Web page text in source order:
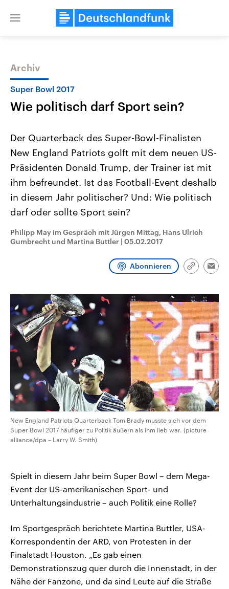
Close
Themen
Landtagswahl Sachsen-Anhalt
2026
Alle Informationen
Sachsen-Anhalt wählt am 6.
September 2026 einen neuen
Landtag. Seit 2021 wird das
Bundesland von einer Koalition aus
CDU, SPD und FDP regiert.-
Umfragen, Prognosen,
und Hintergründe zu den Parteien
und Kandidaten der anstehenden
USA
Aktuelle Beiträge,
Hintergründe
Wirtschaftlich und
mit großem Einfluss auf
aktuelle Weltgeschehen.
Programm Podcasts
Archiv
Super Bowl 2017
Wie politisch darf Sport sein?
Der Quarterback des Super-Bowl-Finalisten
New England Patriots golft mit dem neuen US-
Präsidenten Donald Trump, der Trainer ist mit
ihm befreundet. Ist das Football-Event deshalb
in diesem Jahr politischer? Und: Wie politisch
darf oder sollte Sport sein?
Philipp May im Gespräch mit Jürgen Mittag, Hans Ulrich
Gumbrecht und Martina Buttler | 05.02.2017
Abonnieren
Link
New England Patriots Quarterback Tom Brady musste sich vor dem
Super Bowl 2017 häufiger zu Politik äußern als ihm lieb war. (picture
alliance/dpa – Larry W. Smith)
Spielt in diesem Jahr beim Super Bowl – dem Mega-
Event der US-amerikanischen Sport- und
Unterhaltungsindustrie – auch Politik eine Rolle?
Im Sportgespräch berichtete Martina Buttler, USA-
Korrespondentin der ARD, von Protesten in der
Finalstadt Houston. „Es gab einen
Demonstrationszug quer durch die Innenstadt, in der
Nähe der Fanzone, und da sind Leute auf die Straße